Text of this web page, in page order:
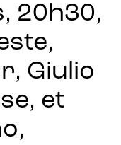
20h30,
Giulio
et